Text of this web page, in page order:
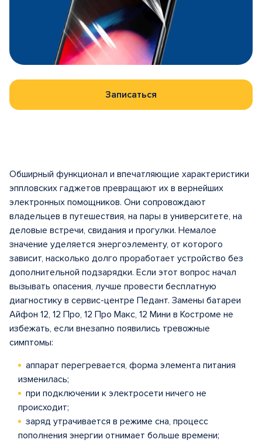
Записаться
Обширный функционал и впечатляющие характеристики
эппловских гаджетов превращают их в вернейших
электронных помощников. Они сопровождают
владельцев в путешествия, на пары в университете, на
деловые встречи, свидания и прогулки. Немалое
значение уделяется энергоэлементу, от которого
зависит, насколько долго проработает устройство без
дополнительной подзарядки. Если этот вопрос начал
вызывать опасения, лучше провести бесплатную
диагностику в сервис-центре Педант. Замены батареи
Айфон 12, 12 Про, 12 Про Макс, 12 Мини в Костроме не
избежать, если внезапно появились тревожные
симптомы:
аппарат перегревается, форма элемента питания
изменилась;
при подключении к электросети ничего не
происходит;
заряд утрачивается в режиме сна, процесс
пополнения энергии отнимает больше времени;